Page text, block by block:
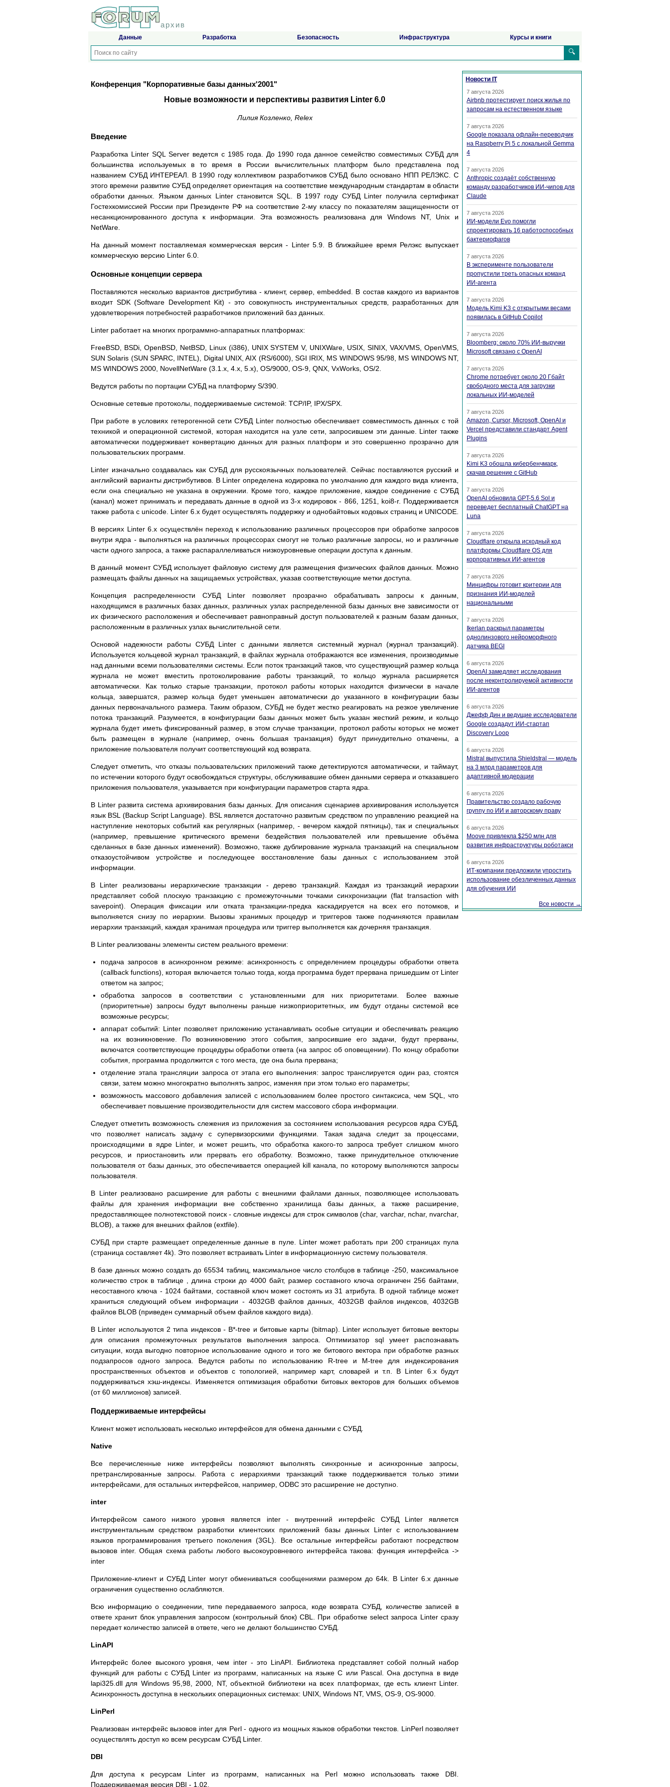
архив
Данные Разработка Безопасность Инфраструктура Курсы и книги
🔍
Конференция "Корпоративные базы данных'2001"
Новые возможности и перспективы развития Linter 6.0
Лилия Козленко, Relex
Введение
Разработка Linter SQL Server ведется с 1985 года. До 1990 года данное семейство совместимых СУБД для
большинства используемых в то время в России вычислительных платформ было представлена под
названием СУБД ИНТЕРЕАЛ. В 1990 году коллективом разработчиков СУБД было основано НПП РЕЛЭКС. С
этого времени развитие СУБД определяет ориентация на соответствие международным стандартам в области
обработки данных. Языком данных Linter становится SQL. В 1997 году СУБД Linter получила сертификат
Гостехкомиссией России при Президенте РФ на соответствие 2-му классу по показателям защищенности от
несанкционированного доступа к информации. Эта возможность реализована для Windows NT, Unix и
NetWare.
На данный момент поставляемая коммерческая версия - Linter 5.9. В ближайшее время Релэкс выпускает
коммерческую версию Linter 6.0.
Основные концепции сервера
Поставляются несколько вариантов дистрибутива - клиент, сервер, embedded. В состав каждого из вариантов
входит SDK (Software Development Kit) - это совокупность инструментальных средств, разработанных для
удовлетворения потребностей разработчиков приложений баз данных.
Linter работает на многих программно-аппаратных платформах:
FreeBSD, BSDi, OpenBSD, NetBSD, Linux (i386), UNIX SYSTEM V, UNIXWare, USIX, SINIX, VAX/VMS, OpenVMS,
SUN Solaris (SUN SPARC, INTEL), Digital UNIX, AIX (RS/6000), SGI IRIX, MS WINDOWS 95/98, MS WINDOWS NT,
MS WINDOWS 2000, NovellNetWare (3.1.x, 4.x, 5.x), OS/9000, OS-9, QNX, VxWorks, OS/2.
Ведутся работы по портации СУБД на платформу S/390.
Основные сетевые протоколы, поддерживаемые системой: TCP/IP, IPX/SPX.
При работе в условиях гетерогенной сети СУБД Linter полностью обеспечивает совместимость данных с той
техникой и операционной системой, которая находится на узле сети, запросившем эти данные. Linter также
автоматически поддерживает конвертацию данных для разных платформ и это совершенно прозрачно для
пользовательских программ.
Linter изначально создавалась как СУБД для русскоязычных пользователей. Сейчас поставляются русский и
английский варианты дистрибутивов. В Linter определена кодировка по умолчанию для каждого вида клиента,
если она специально не указана в окружении. Кроме того, каждое приложение, каждое соединение с СУБД
(канал) может принимать и передавать данные в одной из 3-х кодировок - 866, 1251, koi8-r. Поддерживается
также работа с unicode. Linter 6.x будет осуществлять поддержку и однобайтовых кодовых страниц и UNICODE.
В версиях Linter 6.x осуществлён переход к использованию различных процессоров при обработке запросов
внутри ядра - выполняться на различных процессорах смогут не только различные запросы, но и различные
части одного запроса, а также распараллеливаться низкоуровневые операции доступа к данным.
В данный момент СУБД использует файловую систему для размещения физических файлов данных. Можно
размещать файлы данных на защищаемых устройствах, указав соответствующие метки доступа.
Концепция распределенности СУБД Linter позволяет прозрачно обрабатывать запросы к данным,
находящимся в различных базах данных, различных узлах распределенной базы данных вне зависимости от
их физического расположения и обеспечивает равноправный доступ пользователей к разным базам данных,
расположенным в различных узлах вычислительной сети.
Основой надежности работы СУБД Linter с данными является системный журнал (журнал транзакций).
Используется кольцевой журнал транзакций, в файлах журнала отображаются все изменения, производимые
над данными всеми пользователями системы. Если поток транзакций таков, что существующий размер кольца
журнала не может вместить протоколирование работы транзакций, то кольцо журнала расширяется
автоматически. Как только старые транзакции, протокол работы которых находится физически в начале
кольца, завершатся, размер кольца будет уменьшен автоматически до указанного в конфигурации базы
данных первоначального размера. Таким образом, СУБД не будет жестко реагировать на резкое увеличение
потока транзакций. Разумеется, в конфигурации базы данных может быть указан жесткий режим, и кольцо
журнала будет иметь фиксированный размер, в этом случае транзакции, протокол работы которых не может
быть размещен в журнале (например, очень большая транзакция) будут принудительно откачены, а
приложение пользователя получит соответствующий код возврата.
Следует отметить, что отказы пользовательских приложений также детектируются автоматически, и таймаут,
по истечении которого будут освобождаться структуры, обслуживавшие обмен данными сервера и отказавшего
приложения пользователя, указывается при конфигурации параметров старта ядра.
В Linter развита система архивирования базы данных. Для описания сценариев архивирования используется
язык BSL (Backup Script Language). BSL является достаточно развитым средством по управлению реакцией на
наступление некоторых событий как регулярных (например, - вечером каждой пятницы), так и специальных
(например, превышение критического времени бездействия пользователей или превышение объёма
сделанных в базе данных изменений). Возможно, также дублирование журнала транзакций на специальном
отказоустойчивом устройстве и последующее восстановление базы данных с использованием этой
информации.
В Linter реализованы иерархические транзакции - дерево транзакций. Каждая из транзакций иерархии
представляет собой плоскую транзакцию с промежуточными точками синхронизации (flat transaction with
savepoint). Операция фиксации или отката транзакции-предка каскадируется на всех его потомков, и
выполняется снизу по иерархии. Вызовы хранимых процедур и триггеров также подчиняются правилам
иерархии транзакций, каждая хранимая процедура или триггер выполняется как дочерняя транзакция.
В Linter реализованы элементы систем реального времени:
подача запросов в асинхронном режиме: асинхронность с определением процедуры обработки ответа
(callback functions), которая включается только тогда, когда программа будет прервана пришедшим от Linter
ответом на запрос;
обработка запросов в соответствии с установленными для них приоритетами. Более важные
(приоритетные) запросы будут выполнены раньше низкоприоритетных, им будут отданы системой все
возможные ресурсы;
аппарат событий: Linter позволяет приложению устанавливать особые ситуации и обеспечивать реакцию
на их возникновение. По возникновению этого события, запросившие его задачи, будут прерваны,
включатся соответствующие процедуры обработки ответа (на запрос об оповещении). По концу обработки
события, программа продолжится с того места, где она была прервана;
отделение этапа трансляции запроса от этапа его выполнения: запрос транслируется один раз, стоятся
связи, затем можно многократно выполнять запрос, изменяя при этом только его параметры;
возможность массового добавления записей с использованием более простого синтаксиса, чем SQL, что
обеспечивает повышение производительности для систем массового сбора информации.
Следует отметить возможность слежения из приложения за состоянием использования ресурсов ядра СУБД,
что позволяет написать задачу с супервизорскими функциями. Такая задача следит за процессами,
происходящими в ядре Linter, и может решить, что обработка какого-то запроса требует слишком много
ресурсов, и приостановить или прервать его обработку. Возможно, также принудительное отключение
пользователя от базы данных, это обеспечивается операцией kill канала, по которому выполняются запросы
пользователя.
В Linter реализовано расширение для работы с внешними файлами данных, позволяющее использовать
файлы для хранения информации вне собственно хранилища базы данных, а также расширение,
предоставляющее полнотекстовой поиск - словные индексы для строк символов (char, varchar, nchar, nvarchar,
BLOB), а также для внешних файлов (extfile).
СУБД при старте размещает определенные данные в пуле. Linter может работать при 200 страницах пула
(страница составляет 4k). Это позволяет встраивать Linter в информационную систему пользователя.
В базе данных можно создать до 65534 таблиц, максимальное число столбцов в таблице -250, максимальное
количество строк в таблице , длина строки до 4000 байт, размер составного ключа ограничен 256 байтами,
несоставного ключа - 1024 байтами, составной ключ может состоять из 31 атрибута. В одной таблице может
храниться следующий объем информации - 4032GB файлов данных, 4032GB файлов индексов, 4032GB
файлов BLOB (приведен суммарный объем файлов каждого вида).
В Linter используются 2 типа индексов - B*-tree и битовые карты (bitmap). Linter использует битовые векторы
для описания промежуточных результатов выполнения запроса. Оптимизатор sql умеет распознавать
ситуации, когда выгодно повторное использование одного и того же битового вектора при обработке разных
подзапросов одного запроса. Ведутся работы по использованию R-tree и M-tree для индексирования
пространственных объектов и объектов с топологией, например карт, словарей и т.п. В Linter 6.x будут
поддерживаться хэш-индексы. Изменяется оптимизация обработки битовых векторов для больших объемов
(от 60 миллионов) записей.
Поддерживаемые интерфейсы
Клиент может использовать несколько интерфейсов для обмена данными с СУБД.
Native
Все перечисленные ниже интерфейсы позволяют выполнять синхронные и асинхронные запросы,
претранслированные запросы. Работа с иерархиями транзакций также поддерживается только этими
интерфейсами, для остальных интерфейсов, например, ODBC это расширение не доступно.
inter
Интерфейсом самого низкого уровня является inter - внутренний интерфейс СУБД Linter является
инструментальным средством разработки клиентских приложений базы данных Linter с использованием
языков программирования третьего поколения (3GL). Все остальные интерфейсы работают посредством
вызовов inter. Общая схема работы любого высокоуровневого интерфейса такова: функция интерфейса ->
inter
Приложение-клиент и СУБД Linter могут обмениваться сообщениями размером до 64k. В Linter 6.x данные
ограничения существенно ослабляются.
Всю информацию о соединении, типе передаваемого запроса, коде возврата СУБД, количестве записей в
ответе хранит блок управления запросом (контрольный блок) CBL. При обработке select запроса Linter сразу
передает количество записей в ответе, чего не делают большинство СУБД.
LinAPI
Интерфейс более высокого уровня, чем inter - это LinAPI. Библиотека представляет собой полный набор
функций для работы с СУБД Linter из программ, написанных на языке C или Pascal. Она доступна в виде
lapi325.dll для Windows 95,98, 2000, NT, объектной библиотеки на всех платформах, где есть клиент Linter.
Асинхронность доступна в нескольких операционных системах: UNIX, Windows NT, VMS, OS-9, OS-9000.
LinPerl
Реализован интерфейс вызовов inter для Perl - одного из мощных языков обработки текстов. LinPerl позволяет
осуществлять доступ ко всем ресурсам СУБД Linter.
DBI
Для доступа к ресурсам Linter из программ, написанных на Perl можно использовать также DBI.
Поддерживаемая версия DBI - 1.02.
Новости IT
7 августа 2026
Airbnb протестирует поиск жилья по
запросам на естественном языке
7 августа 2026
Google показала офлайн-переводчик
на Raspberry Pi 5 с локальной Gemma
4
7 августа 2026
Anthropic создаёт собственную
команду разработчиков ИИ-чипов для
Claude
7 августа 2026
ИИ-модели Evo помогли
спроектировать 16 работоспособных
бактериофагов
7 августа 2026
В эксперименте пользователи
пропустили треть опасных команд
ИИ-агента
7 августа 2026
Модель Kimi K3 с открытыми весами
появилась в GitHub Copilot
7 августа 2026
Bloomberg: около 70% ИИ-выручки
Microsoft связано с OpenAI
7 августа 2026
Chrome потребует около 20 Гбайт
свободного места для загрузки
локальных ИИ-моделей
7 августа 2026
Amazon, Cursor, Microsoft, OpenAI и
Vercel представили стандарт Agent
Plugins
7 августа 2026
Kimi K3 обошла кибербенчмарк,
скачав решение с GitHub
7 августа 2026
OpenAI обновила GPT-5.6 Sol и
переведет бесплатный ChatGPT на
Luna
7 августа 2026
Cloudflare открыла исходный код
платформы Cloudflare OS для
корпоративных ИИ-агентов
7 августа 2026
Минцифры готовит критерии для
признания ИИ-моделей
национальными
7 августа 2026
Ikerlan раскрыл параметры
однолинзового нейроморфного
датчика BEGI
6 августа 2026
OpenAI замедляет исследования
после неконтролируемой активности
ИИ-агентов
6 августа 2026
Джефф Дин и ведущие исследователи
Google создадут ИИ-стартап
Discovery Loop
6 августа 2026
Mistral выпустила Shieldstral — модель
на 3 млрд параметров для
адаптивной модерации
6 августа 2026
Правительство создало рабочую
группу по ИИ и авторскому праву
6 августа 2026
Moove привлекла $250 млн для
развития инфраструктуры роботакси
6 августа 2026
ИТ-компании предложили упростить
использование обезличенных данных
для обучения ИИ
Все новости →